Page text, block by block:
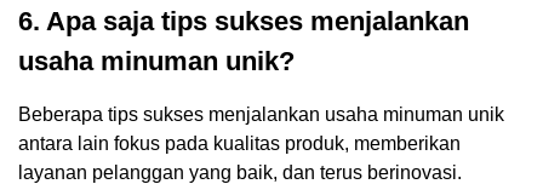
6. Apa saja tips sukses menjalankan
usaha minuman unik?
Beberapa tips sukses menjalankan usaha minuman unik
antara lain fokus pada kualitas produk, memberikan
layanan pelanggan yang baik, dan terus berinovasi.